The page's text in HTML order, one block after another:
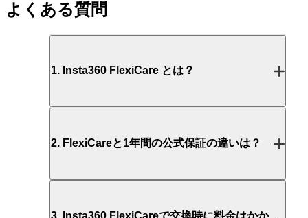
よくある質問
1. Insta360 FlexiCare とは？
2. FlexiCareと1年間の公式保証の違いは？